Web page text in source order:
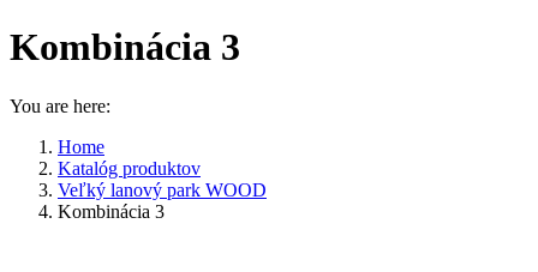
Kombinácia 3
You are here:
Home
Katalóg produktov
Veľký lanový park WOOD
Kombinácia 3